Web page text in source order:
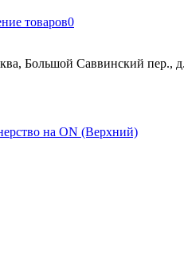
товаров0
Большой Саввинский пер.,